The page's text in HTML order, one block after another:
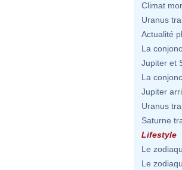
Climat
Uranus
Actualité
La
Jupiter et
La
Jupiter
Uranus
Saturne
Lifestyle
Le
Le